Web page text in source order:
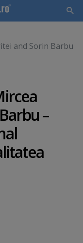
and Sorin Barbu
–